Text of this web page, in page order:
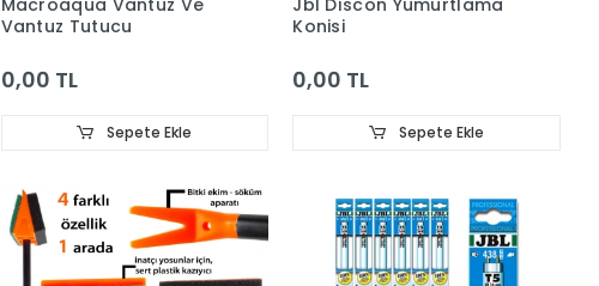
Macroaqua Vantuz Ve
Vantuz Tutucu
0,00 TL
Sepete Ekle
Jbl Dıscon Yumurtlama
Konisi
0,00 TL
Sepete Ekle